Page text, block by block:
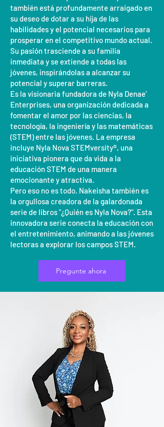
también está profundamente arraigado en
su deseo de dotar a su hija de las
habilidades y el potencial necesarios para
prosperar en el competitivo mundo actual.
Su pasión trasciende a su familia
inmediata y se extiende a todas las
jóvenes, inspirándolas a alcanzar su
potencial y superar barreras.
Es la visionaria fundadora de Nyla Denae’
Enterprises, una organización dedicada a
fomentar el amor por las ciencias, la
tecnología, la ingeniería y las matemáticas
(STEM) entre las jóvenes. La empresa
incluye Nyla Nova STEMversity®, una
iniciativa pionera que da vida a la
educación STEM de una manera
emocionante y atractiva.
Pero eso no es todo. Nakeisha también es
la orgullosa creadora de la galardonada
serie de libros "¿Quién es Nyla Nova?". Esta
innovadora serie conecta la educación con
el entretenimiento, animando a las jóvenes
lectoras a explorar los campos STEM.
Pregunte ahora